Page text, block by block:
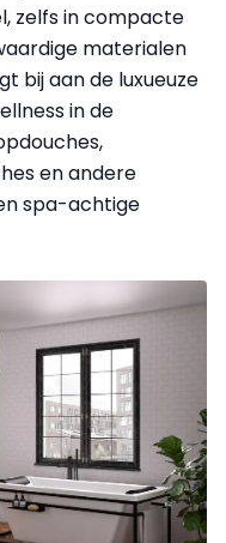
zelfs in compacte
materialen
bij aan de luxueuze
in de
en andere
spa-achtige